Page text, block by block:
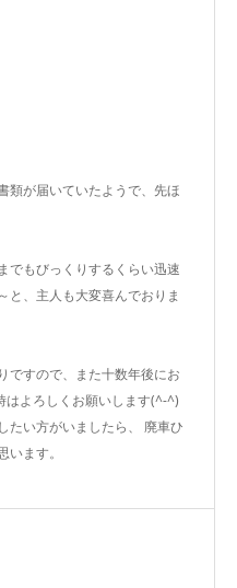
類が届いていたようで、先ほ
でもびっくりするくらい迅速
と、主人も大変喜んでおりま
ですので、また十数年後にお
よろしくお願いします(^-^)
たい方がいましたら、 廃車ひ
ます。